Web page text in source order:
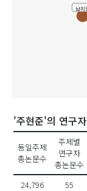
남지
'주현준'의 연구
동일주제
총논문수
주제별
연구자
총논문수
24,796 55